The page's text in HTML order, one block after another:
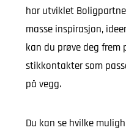
har utviklet
masse inspirasjon,
kan du prøve deg frem
stikkontakter som
på vegg.
Du kan se hvilke